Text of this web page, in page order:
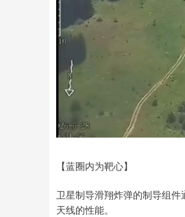
【蓝圈内为靶心】
卫星制导滑翔炸弹的制导组
天线的性能。